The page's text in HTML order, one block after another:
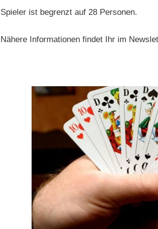
Spieler ist begrenzt auf 28 Personen.
Nähere Informationen findet Ihr im